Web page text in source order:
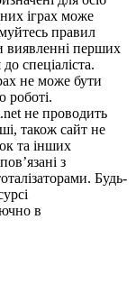
іграх може
правил
виявленні перших
спеціаліста.
не може бути
роботі.
не проводить
також сайт не
та інших
з
Будь-
в